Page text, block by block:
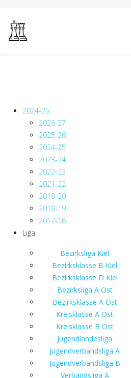
2024-25
2026-27
2025-26
2024-25
2023-24
2022-23
2021-22
2019-20
2018-19
2017-18
Liga
Bezirksliga Kiel
Bezirksklasse B Kiel
Bezirksklasse D Kiel
Bezirksliga A Ost
Bezirksklasse A Ost
Kreisklasse A Ost
Kreisklasse B Ost
Jugendlandesliga
Jugendverbandsliga A
Jugendverbandsliga B
Verbandsliga A